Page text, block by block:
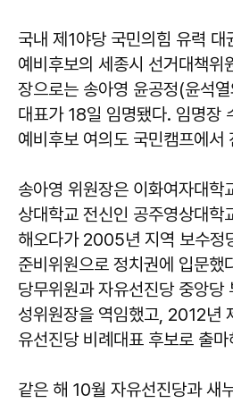
국내 제1야당 국민의힘 유력 대
예비후보의 세종시 선거대책위
장으로는 송아영 윤공정(윤석
대표가 18일 임명됐다. 임명장
예비후보 여의도 국민캠프에서
송아영 위원장은 이화여자대학
상대학교 전신인 공주영상대학
해오다가 2005년 지역 보수정
준비위원으로 정치권에 입문했
당무위원과 자유선진당 중앙당
성위원장을 역임했고, 2012년
유선진당 비례대표 후보로 출
같은 해 10월 자유선진당과 새